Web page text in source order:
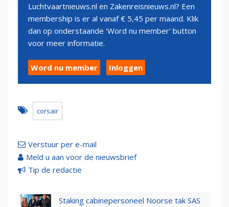
Luchtvaartnieuws.nl en Zakenreisnieuws.nl? Een
membership is er al vanaf € 5,45 per maand. Klik
dan op onderstaande 'Word nu member' button
voor meer informatie.
Word nu member Inloggen
corsair
Verstuur per e-mail
Meld u aan voor de nieuwsbrief
Tip de redactie
Staking cabinepersoneel Noorse tak SAS